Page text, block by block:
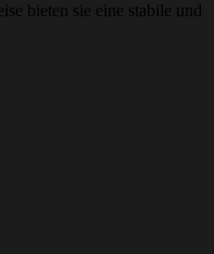
bieten sie eine stabile und